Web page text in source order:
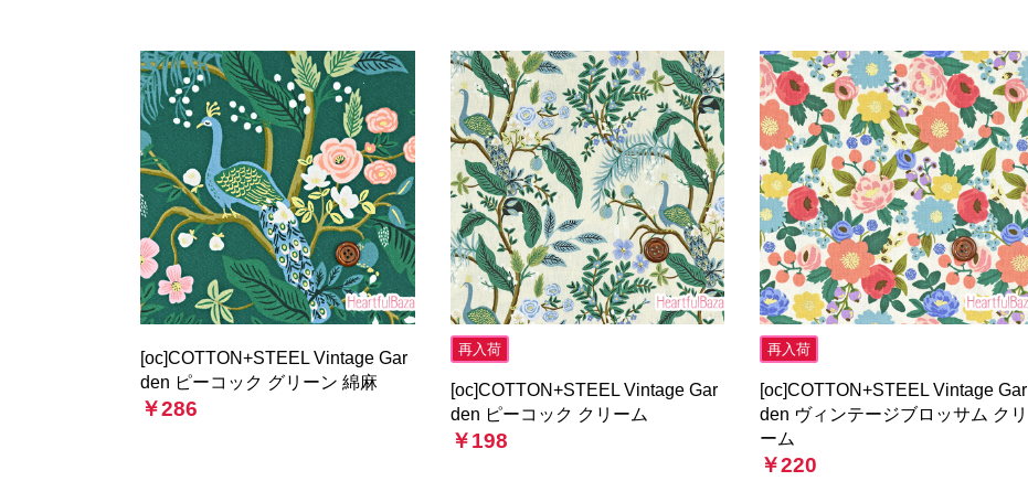
[oc]COTTON+STEEL Vintage Gar
den ピーコック グリーン 綿麻
￥286
再入荷
[oc]COTTON+STEEL Vintage Gar
den ピーコック クリーム
￥198
再入荷
[oc]COTTON+STEEL Vintage Gar
den ヴィンテージブロッサム クリ
ーム
￥220